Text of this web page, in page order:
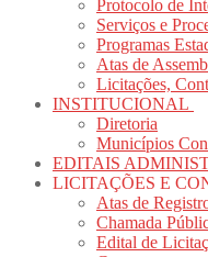
Protocolo de
Serviços e
Programas
Atas de
Licitações,
INSTITUCIONAL
Diretoria
Municípios
EDITAIS
LICITAÇÕES E
Atas de
Chamada
Edital de